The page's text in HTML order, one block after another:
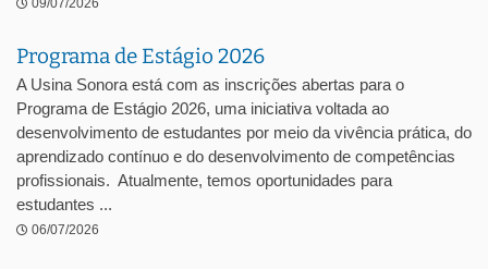
09/07/2026
Programa de Estágio 2026
A Usina Sonora está com as inscrições abertas para o
Programa de Estágio 2026, uma iniciativa voltada ao
desenvolvimento de estudantes por meio da vivência prática, do
aprendizado contínuo e do desenvolvimento de competências
profissionais. Atualmente, temos oportunidades para
estudantes ...
06/07/2026